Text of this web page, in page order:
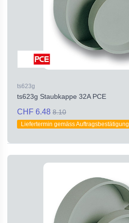
ts623g
ts623g Staubkappe 32A PCE
CHF 6.48 8.10
Liefertermin gemäss Auftragsbestätigung